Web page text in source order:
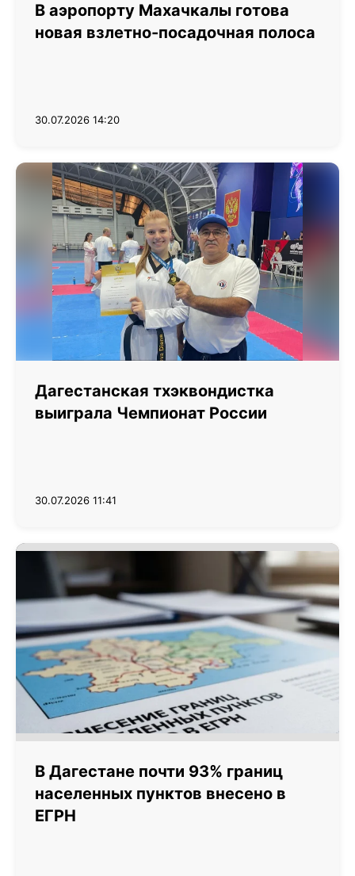
В аэропорту Махачкалы готова
новая взлетно-посадочная полоса
30.07.2026 14:20
Дагестанская тхэквондистка
выиграла Чемпионат России
30.07.2026 11:41
В Дагестане почти 93% границ
населенных пунктов внесено в
ЕГРН